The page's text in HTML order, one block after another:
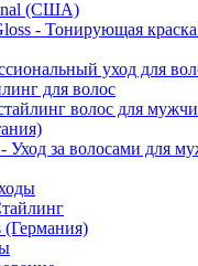
(США)
- Тонирующая
уход для
для волос
волос для
Уход за волосами для
(Германия)